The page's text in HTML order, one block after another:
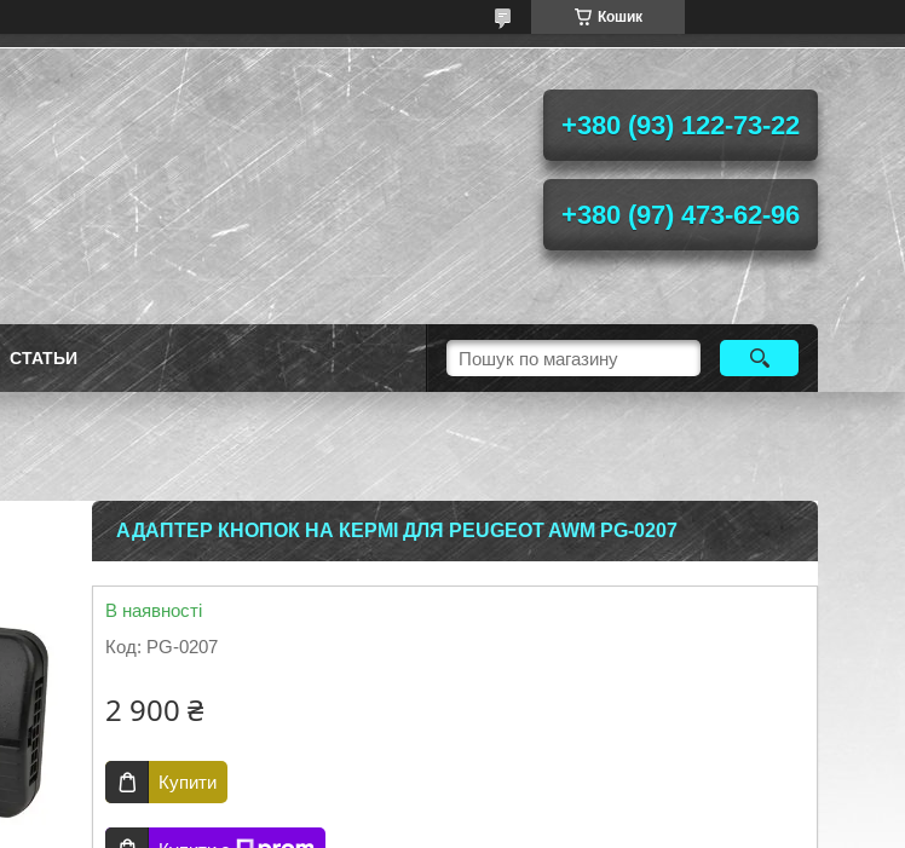
Кошик
+380 (93) 122-73-22
+380 (97) 473-62-96
СТАТЬИ
АДАПТЕР КНОПОК НА КЕРМІ ДЛЯ PEUGEOT AWM PG-0207
В наявності
Код: PG-0207
2 900 ₴
Купити